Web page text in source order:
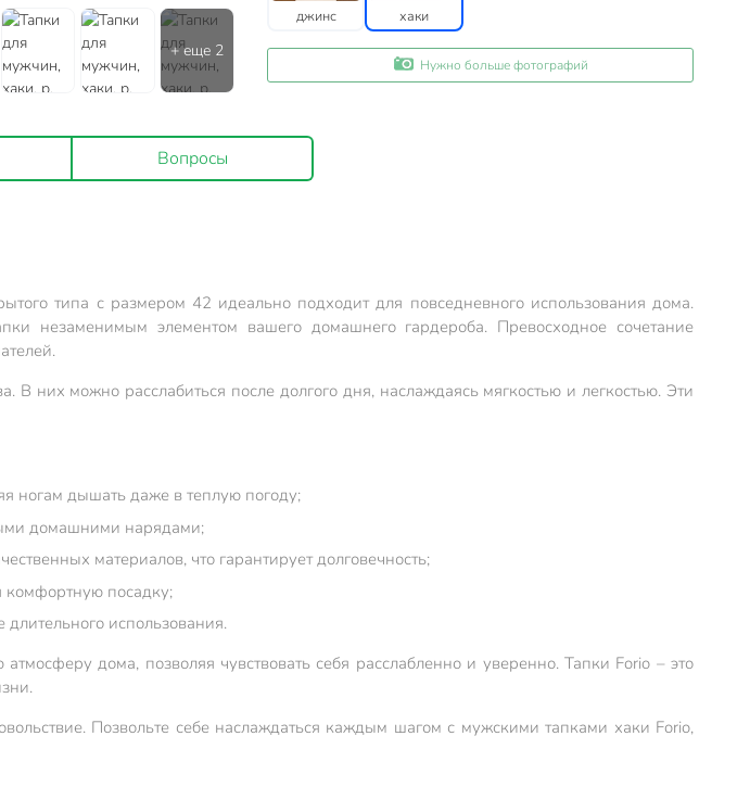
джинс хаки
Нужно больше фотографий
Вопросы
типа с размером 42 идеально подходит для повседневного использования дома.
незаменимым элементом вашего домашнего гардероба. Превосходное сочетание
них можно расслабиться после долгого дня, наслаждаясь мягкостью и легкостью. Эти
ногам дышать даже в теплую погоду;
домашними нарядами;
материалов, что гарантирует долговечность;
комфортную посадку;
длительного использования.
дома, позволяя чувствовать себя расслабленно и уверенно. Тапки Forio – это
Позвольте себе наслаждаться каждым шагом с мужскими тапками хаки Forio,